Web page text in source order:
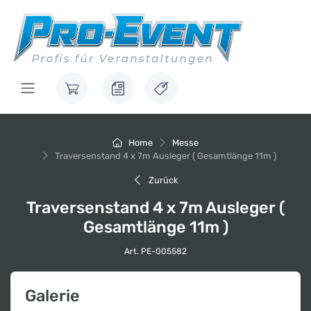
Home
Messe
Traversenstand 4 x 7m Ausleger ( Gesamtlänge 11m )
Zurück
Traversenstand 4 x 7m Ausleger (
Gesamtlänge 11m )
Art. PE-005582
Galerie